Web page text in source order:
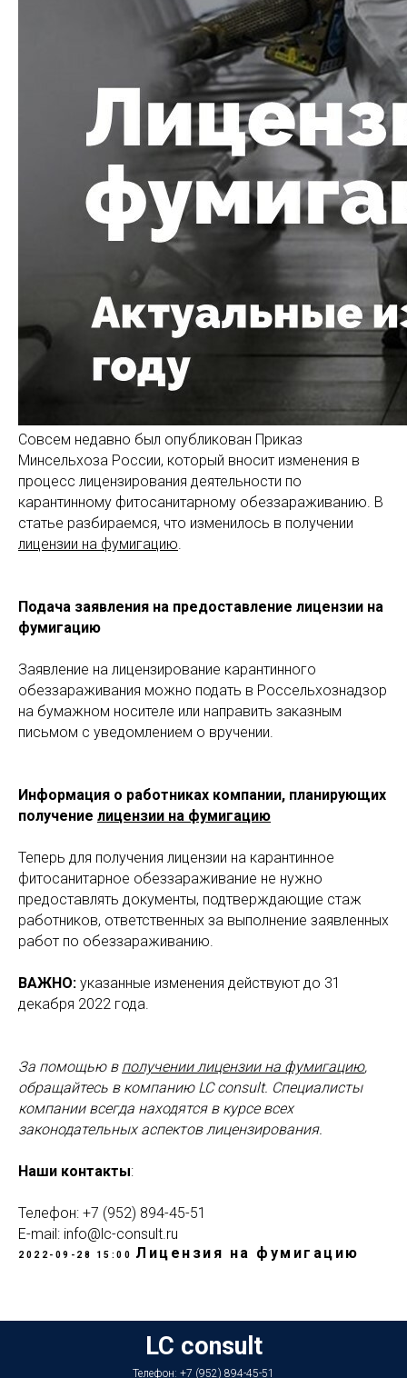
Совсем недавно был опубликован Приказ
Минсельхоза России, который вносит изменения в
процесс лицензирования деятельности по
карантинному фитосанитарному обеззараживанию. В
статье разбираемся, что изменилось в получении
лицензии на фумигацию.
Подача заявления на предоставление лицензии на
фумигацию
Заявление на лицензирование карантинного
обеззараживания можно подать в Россельхознадзор
на бумажном носителе или направить заказным
письмом с уведомлением о вручении.
Информация о работниках компании, планирующих
получение лицензии на фумигацию
Теперь для получения лицензии на карантинное
фитосанитарное обеззараживание не нужно
предоставлять документы, подтверждающие стаж
работников, ответственных за выполнение заявленных
работ по обеззараживанию.
ВАЖНО: указанные изменения действуют до 31
декабря 2022 года.
За помощью в получении лицензии на фумигацию,
обращайтесь в компанию LC consult. Специалисты
компании всегда находятся в курсе всех
законодательных аспектов лицензирования.
Наши контакты:
Телефон: +7 (952) 894-45-51
E-mail: info@lc-consult.ru
2022-09-28 15:00 Лицензия на фумигацию
Телефон: +7 (952) 894-45-51
LC consult